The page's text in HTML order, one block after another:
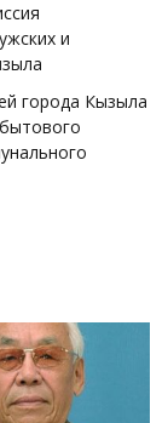
и
города Кызыла